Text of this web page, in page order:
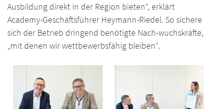
Ausbildung direkt in der Region bieten“, erklärt
Academy-Geschäftsführer Heymann-Riedel. So sichere
sich der Betrieb dringend benötigte Nach-wuchskräfte,
„mit denen wir wettbewerbsfähig bleiben“.